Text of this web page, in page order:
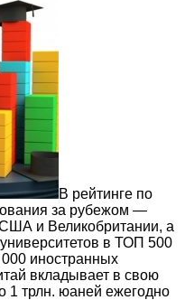
В рейтинге по
за рубежом —
и Великобритании, а
в ТОП 500
иностранных
вкладывает в свою
1 трлн. юаней ежегодно